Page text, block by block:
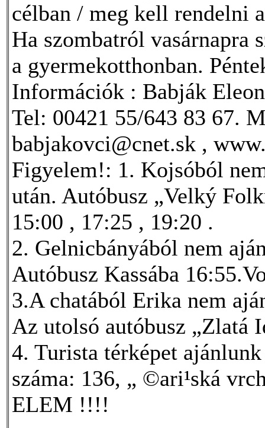
célban / meg kell rendelni
Ha szombatról vasárnapra
a gyermekotthonban.
Információk : Babják
Tel: 00421 55/643 83 67.
babjakovci@cnet.sk ,
Figyelem!: 1. Kojsóból
után. Autóbusz „Velký
15:00 , 17:25 , 19:20 .
2. Gelnicbányából nem
Autóbusz Kassába
3.A chatából Erika nem
Az utolsó autóbusz „Zlatá
4. Turista térképet
száma: 136, „ ©ari¹ská
ELEM !!!!